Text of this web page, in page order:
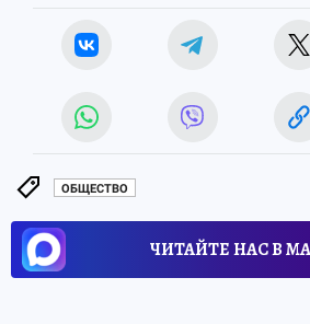
ОБЩЕСТВО
ЧИТАЙТЕ НАС В